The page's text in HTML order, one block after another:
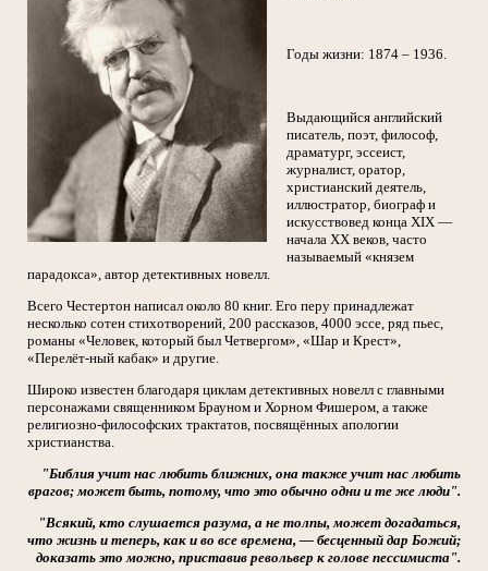
Годы жизни: 1874 – 1936.
Выдающийся английский
писатель, поэт, философ,
драматург, эссеист,
журналист, оратор,
христианский деятель,
иллюстратор, биограф и
искусствовед конца XIX —
начала XX веков, часто
называемый «князем
парадокса», автор детективных новелл.
Всего Честертон написал около 80 книг. Его перу принадлежат
несколько сотен стихотворений, 200 рассказов, 4000 эссе, ряд пьес,
романы «Человек, который был Четвергом», «Шар и Крест»,
«Перелёт-ный кабак» и другие.
Широко известен благодаря циклам детективных новелл с главными
персонажами священником Брауном и Хорном Фишером, а также
религиозно-философских трактатов, посвящённых апологии
христианства.
"Библия учит нас любить ближних, она также учит нас любить
врагов; может быть, потому, что это обычно одни и те же люди".
"Всякий, кто слушается разума, а не толпы, может догадаться,
что жизнь и теперь, как и во все времена, — бесценный дар Божий;
доказать это можно, приставив револьвер к голове пессимиста".